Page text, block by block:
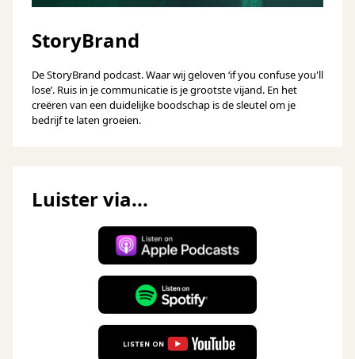
StoryBrand
De StoryBrand podcast. Waar wij geloven ‘if you confuse you'll
lose’. Ruis in je communicatie is je grootste vijand. En het
creëren van een duidelijke boodschap is de sleutel om je
bedrijf te laten groeien.
Luister via...